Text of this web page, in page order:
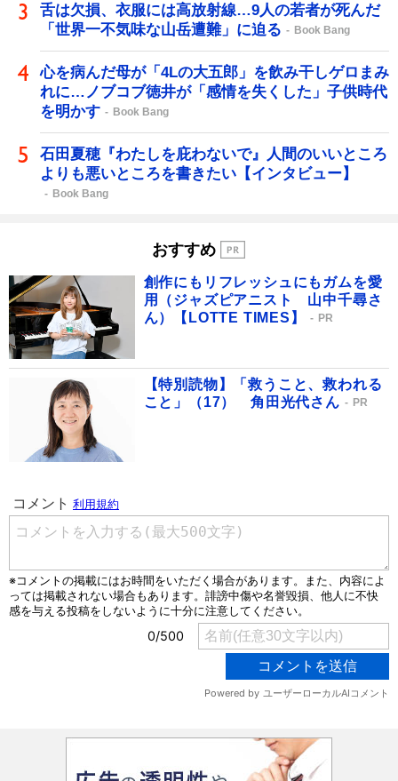
舌は欠損、衣服には高放射線…9人の若者が死んだ
「世界一不気味な山岳遭難」に迫る
Book Bang
心を病んだ母が「4Lの大五郎」を飲み干しゲロまみ
れに…ノブコブ徳井が「感情を失くした」子供時代
を明かす
Book Bang
石田夏穂『わたしを庇わないで』人間のいいところ
よりも悪いところを書きたい【インタビュー】
Book Bang
おすすめ
創作にもリフレッシュにもガムを愛
用（ジャズピアニスト 山中千尋さ
ん）【LOTTE TIMES】
PR
【特別読物】「救うこと、救われる
こと」（17） 角田光代さん
PR